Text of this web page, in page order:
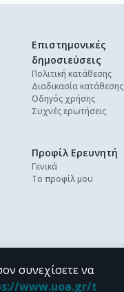
Επιστημονικές
δημοσιεύσεις
Πολιτική κατάθεσης
Διαδικασία κατάθεσης
Οδηγός χρήσης
Συχνές ερωτήσεις
Προφίλ Ερευνητή
Γενικά
Το προφίλ μου
συνεχίσετε να
www.uoa.gr/t